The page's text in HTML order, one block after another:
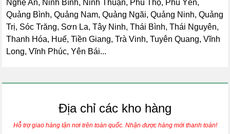
Nghệ An, Ninh Bình, Ninh Thuận, Phú Thọ, Phú Yên,
Quảng Bình, Quảng Nam, Quảng Ngãi, Quảng Ninh, Quảng
Trị, Sóc Trăng, Sơn La, Tây Ninh, Thái Bình, Thái Nguyên,
Thanh Hóa, Huế, Tiền Giang, Trà Vinh, Tuyên Quang, Vĩnh
Long, Vĩnh Phúc, Yên Bái...
Địa chỉ các kho hàng
Hỗ trợ giao hàng tận nơi trên toàn quốc. Nhận được hàng mới thanh toán!